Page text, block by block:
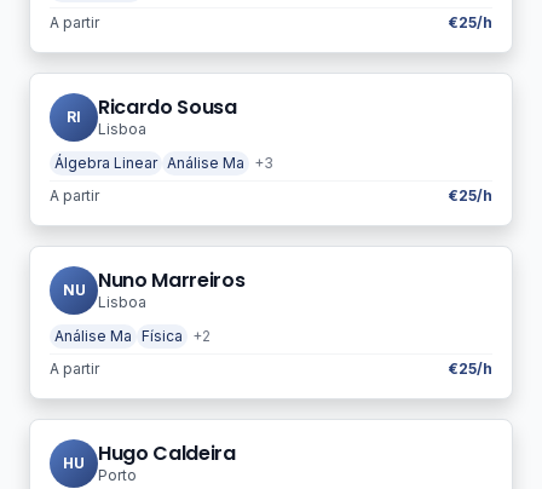
A partir
€25/h
RI Ricardo Sousa
Lisboa
Álgebra Linear Análise Ma
+3
A partir
€25/h
NU Nuno Marreiros
Lisboa
Análise Ma Física
+2
A partir
€25/h
HU Hugo Caldeira
Porto